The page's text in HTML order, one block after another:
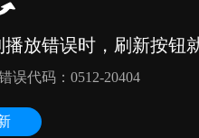
放错误时，刷新按钮
误代码：0512-20404